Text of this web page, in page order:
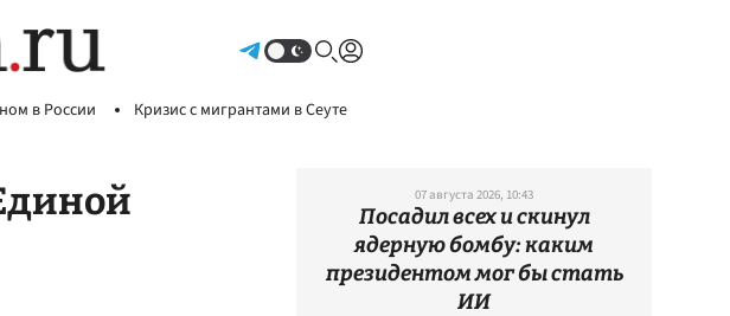
в России Кризис с мигрантами в Сеуте
07 августа 2026, 10:43
Посадил всех и скинул
ядерную бомбу: каким
президентом мог бы стать
ИИ